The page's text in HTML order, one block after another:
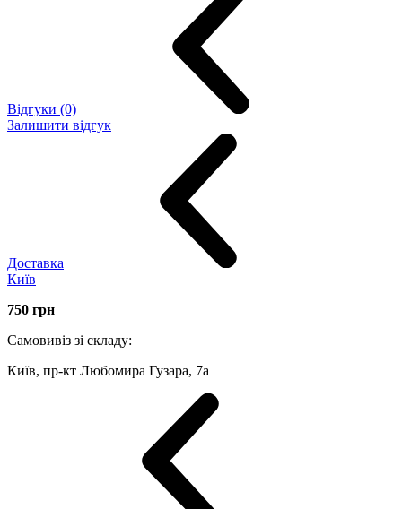
Відгуки (0)
Залишити відгук
Доставка
Київ
750 грн
Самовивіз зі складу:
Київ, пр-кт Любомира Гузара, 7а